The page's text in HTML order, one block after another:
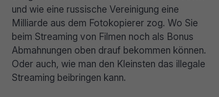
und wie eine russische Vereinigung eine
Milliarde aus dem Fotokopierer zog. Wo Sie
beim Streaming von Filmen noch als Bonus
Abmahnungen oben drauf bekommen können.
Oder auch, wie man den Kleinsten das illegale
Streaming beibringen kann.